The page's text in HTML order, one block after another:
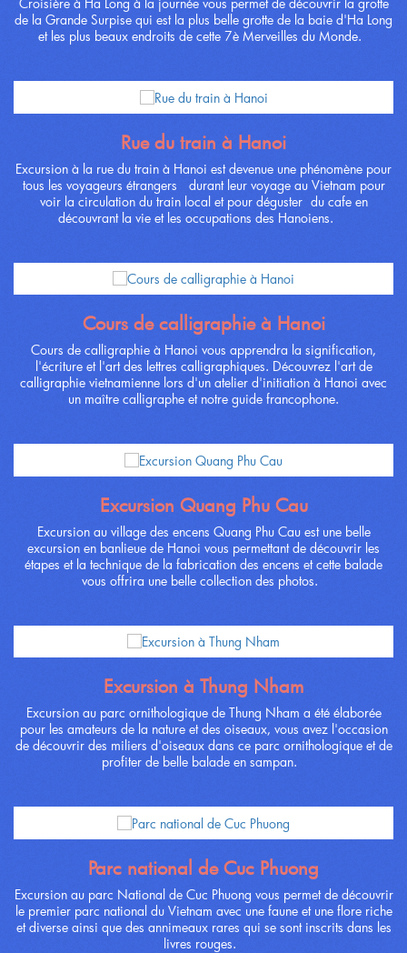
Croisière à Ha Long à la journée vous permet de découvrir la grotte
de la Grande Surpise qui est la plus belle grotte de la baie d'Ha Long
et les plus beaux endroits de cette 7è Merveilles du Monde.
Rue du train à Hanoi
Excursion à la rue du train à Hanoi est devenue une phénomène pour
tous les voyageurs étrangers durant leur voyage au Vietnam pour
voir la circulation du train local et pour déguster du cafe en
découvrant la vie et les occupations des Hanoiens.
Cours de calligraphie à Hanoi
Cours de calligraphie à Hanoi vous apprendra la signification,
l'écriture et l'art des lettres calligraphiques. Découvrez l'art de
calligraphie vietnamienne lors d'un atelier d'initiation à Hanoi avec
un maître calligraphe et notre guide francophone.
Excursion Quang Phu Cau
Excursion au village des encens Quang Phu Cau est une belle
excursion en banlieue de Hanoi vous permettant de découvrir les
étapes et la technique de la fabrication des encens et cette balade
vous offrira une belle collection des photos.
Excursion à Thung Nham
Excursion au parc ornithologique de Thung Nham a été élaborée
pour les amateurs de la nature et des oiseaux, vous avez l'occasion
de découvrir des miliers d'oiseaux dans ce parc ornithologique et de
profiter de belle balade en sampan.
Parc national de Cuc Phuong
Excursion au parc National de Cuc Phuong vous permet de découvrir
le premier parc national du Vietnam avec une faune et une flore riche
et diverse ainsi que des annimeaux rares qui se sont inscrits dans les
livres rouges.